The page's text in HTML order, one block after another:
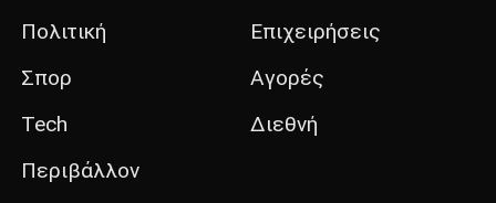
Πολιτική
Σπορ
Tech
Περιβάλλον
Επιχειρήσεις
Αγορές
Διεθνή